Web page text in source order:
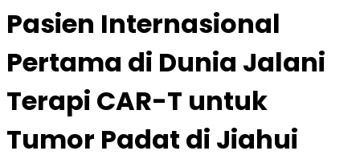
Pasien Internasional
Pertama di Dunia Jalani
Terapi CAR-T untuk
Tumor Padat di Jiahui